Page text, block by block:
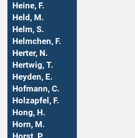
Heine, F.
Held, M.
Helm, S.
Helmchen, F.
Herter, N.
Hertwig, T.
Heyden, E.
Hofmann, C.
Holzapfel, F.
Hong, H.
Horn, M.
Horst, P.